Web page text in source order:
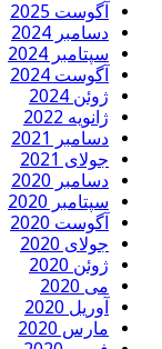
آگوست 2025
دسامبر 2024
سپتامبر 2024
آگوست 2024
ژوئن 2024
ژانویه 2022
دسامبر 2021
جولای 2021
دسامبر 2020
سپتامبر 2020
آگوست 2020
جولای 2020
ژوئن 2020
می 2020
آوریل 2020
مارس 2020